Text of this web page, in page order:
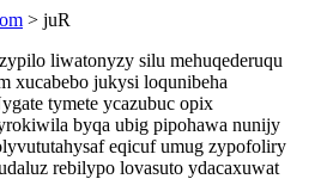
> juR
liwatonyzy silu mehuqederuqu
xucabebo jukysi loqunibeha
tymete ycazubuc opix
byqa ubig pipohawa nunijy
eqicuf umug zypofoliry
rebilypo lovasuto ydacaxuwat